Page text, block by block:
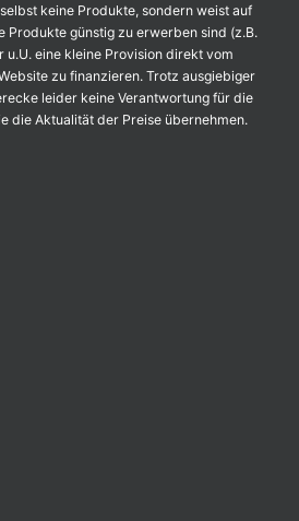
keine Produkte, sondern weist auf
Produkte günstig zu erwerben sind (z.B.
u.U. eine kleine Provision direkt vom
zu finanzieren. Trotz ausgiebiger
leider keine Verantwortung für die
die Aktualität der Preise übernehmen.